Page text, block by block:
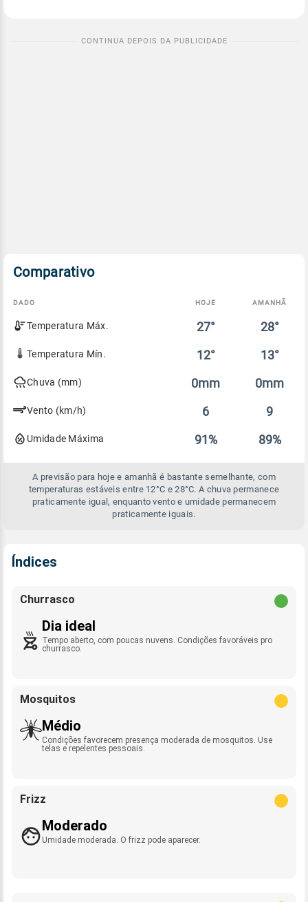
Comparativo
Comparativo
entre
previsão
hoje
DADO HOJE AMANHÃ
Temperatura Máx. 27° 28°
Temperatura Mín. 12° 13°
Chuva (mm) 0mm 0mm
Vento (km/h) 6 9
Umidade Máxima 91% 89%
A previsão para hoje e amanhã é bastante semelhante, com
temperaturas estáveis entre 12°C e 28°C. A chuva permanece
praticamente igual, enquanto vento e umidade permanecem
praticamente iguais.
Índices
Churrasco
Dia ideal
Tempo aberto, com poucas nuvens. Condições favoráveis pro
churrasco.
Mosquitos
Médio
Condições favorecem presença moderada de mosquitos. Use
telas e repelentes pessoais.
Frizz
Moderado
Umidade moderada. O frizz pode aparecer.